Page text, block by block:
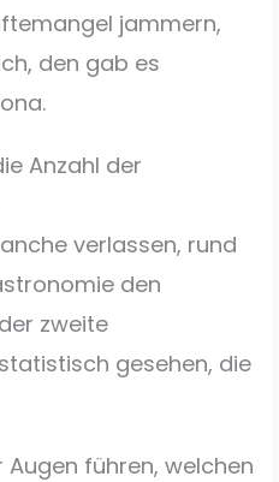
jammern,
den gab es
Anzahl der
verlassen, rund
den
zweite
gesehen, die
führen, welchen